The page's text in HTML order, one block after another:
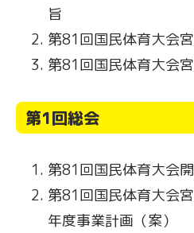
旨
第81回国民体育大会
第81回国民体育大会
第1回総会
第81回国民体育大会
第81回国民体育大会
年度事業計画（案）